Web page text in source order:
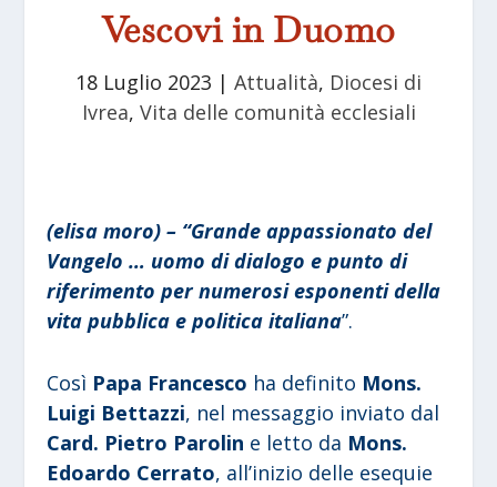
Vescovi in Duomo
18 Luglio 2023 | Attualità, Diocesi di
Ivrea, Vita delle comunità ecclesiali
(elisa moro) – “Grande appassionato del
Vangelo … uomo di dialogo e punto di
riferimento per numerosi esponenti della
vita pubblica e politica italiana”.
Così Papa Francesco ha definito Mons.
Luigi Bettazzi, nel messaggio inviato dal
Card. Pietro Parolin e letto da Mons.
Edoardo Cerrato, all’inizio delle esequie